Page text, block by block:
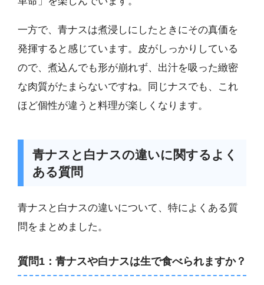
一方で、青ナスは煮浸しにしたときにその真価を
発揮すると感じています。皮がしっかりしている
ので、煮込んでも形が崩れず、出汁を吸った緻密
な肉質がたまらないですね。同じナスでも、これ
ほど個性が違うと料理が楽しくなります。
青ナスと白ナスの違いに関するよく
ある質問
青ナスと白ナスの違いについて、特によくある質
問をまとめました。
質問1：青ナスや白ナスは生で食べられますか？